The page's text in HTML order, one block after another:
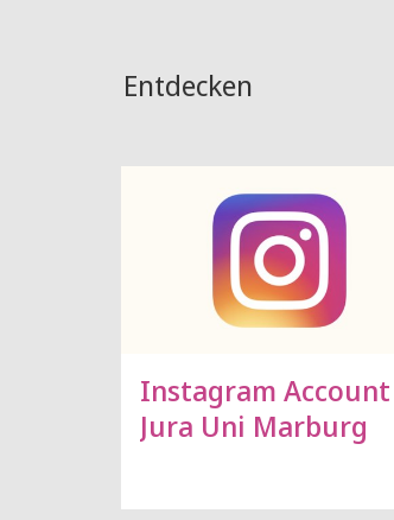
Entdecken
Instagram Account
Jura Uni Marburg